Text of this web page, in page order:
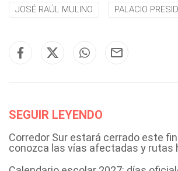
JOSÉ RAÚL MULINO PALACIO
SEGUIR LEYENDO
Corredor Sur estará cerrado este
conozca las vías afectadas y rutas